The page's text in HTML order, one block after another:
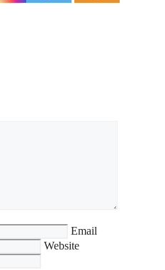
Email
Website